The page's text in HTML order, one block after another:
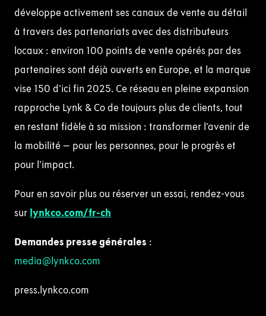
développe activement ses canaux de vente au détail
à travers des partenariats avec des distributeurs
locaux : environ 100 points de vente opérés par des
partenaires sont déjà ouverts en Europe, et la marque
vise 150 d’ici fin 2025. Ce réseau en pleine expansion
rapproche Lynk & Co de toujours plus de clients, tout
en restant fidèle à sa mission : transformer l’avenir de
la mobilité – pour les personnes, pour le progrès et
pour l’impact.
Pour en savoir plus ou réserver un essai, rendez-vous
sur lynkco.com/fr-ch
Demandes presse générales :
media@lynkco.com
press.lynkco.com